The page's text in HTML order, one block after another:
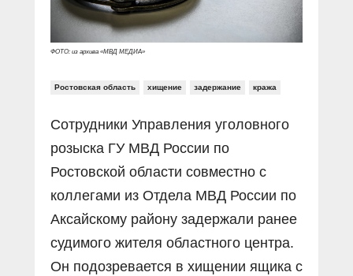
ФОТО: из архива «МВД МЕДИА»
Ростовская область хищение задержание кража
Сотрудники Управления уголовного
розыска ГУ МВД России по
Ростовской области совместно с
коллегами из Отдела МВД России по
Аксайскому району задержали ранее
судимого жителя областного центра.
Он подозревается в хищении ящика с